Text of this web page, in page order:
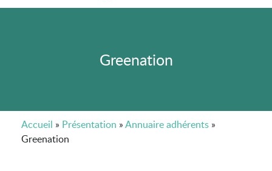
Greenation
Accueil » Présentation »Annuaire adhérents »
Greenation